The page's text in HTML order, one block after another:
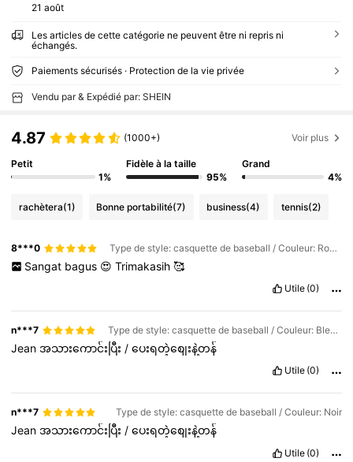
21 août
Les articles de cette catégorie ne peuvent être ni repris ni
échangés.
Paiements sécurisés · Protection de la vie privée
Vendu par & Expédié par: SHEIN
4.87 (1000+) Voir plus
Petit
1%
Fidèle à la taille
95%
Grand
4%
rachètera(1) Bonne portabilité(7) business(4) tennis(2)
8***0 Type de style: casquette de baseball / Couleur: Rouge foncé
Sangat bagus 😍 Trimakasih 🥰
Utile (0)
n***7 Type de style: casquette de baseball / Couleur: Bleu marine
Jean အသားကောင်းပြီး /ပေးရတဲ့စျေးနဲ့တန်
Utile (0)
n***7 Type de style: casquette de baseball / Couleur: Noir
Jean အသားကောင်းပြီး/ပေးရတဲ့စျေးနဲ့တန်
Utile (0)